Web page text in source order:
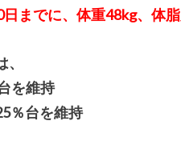
までに、 体重48kg、体
を維持
％台を維持